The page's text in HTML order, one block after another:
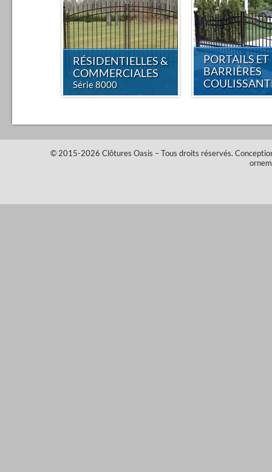
RÉSIDENTIELLES &
COMMERCIALES
Série 8000
PORTAILS ET
BARRIÈRES
© 2015-2026 Clôtures Oasis – Tous droits réservés.